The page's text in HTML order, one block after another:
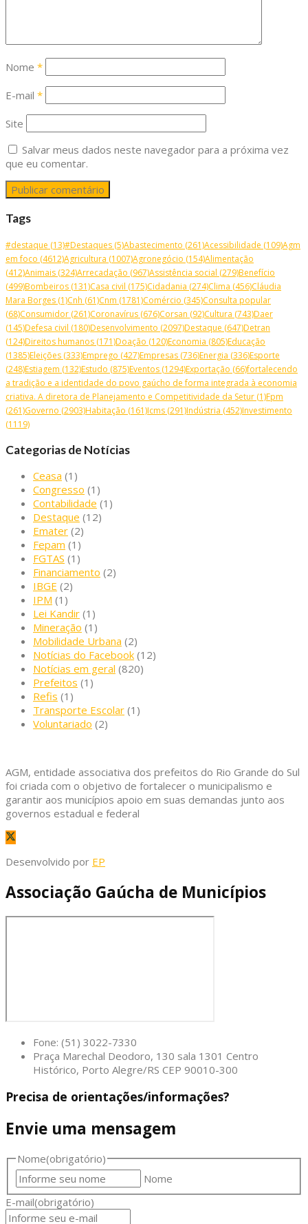
Nome *
E-mail *
Site
Salvar meus dados neste navegador para a próxima vez
que eu comentar.
Tags
#destaque (13)#Destaques (5)Abastecimento (261)Acessibilidade (109)Agm
em foco (4612)Agricultura (1007)Agronegócio (154)Alimentação
(412)Animais (324)Arrecadação (967)Assistência social (279)Benefício
(499)Bombeiros (131)Casa civil (175)Cidadania (274)Clima (456)Cláudia
Mara Borges (1)Cnh (61)Cnm (1781)Comércio (345)Consulta popular
(68)Consumidor (261)Coronavírus (676)Corsan (92)Cultura (743)Daer
(145)Defesa civil (180)Desenvolvimento (2097)Destaque (647)Detran
(124)Direitos humanos (171)Doação (120)Economia (805)Educação
(1385)Eleições (333)Emprego (427)Empresas (736)Energia (336)Esporte
(248)Estiagem (132)Estudo (875)Eventos (1294)Exportação (66)fortalecendo
a tradição e a identidade do povo gaúcho de forma integrada à economia
criativa. A diretora de Planejamento e Competitividade da Setur (1)Fpm
(261)Governo (2903)Habitação (161)Icms (291)Indústria (452)Investimento
(1119)
Categorias de Notícias
Ceasa (1)
Congresso (1)
Contabilidade (1)
Destaque (12)
Emater (2)
Fepam (1)
FGTAS (1)
Financiamento (2)
IBGE (2)
IPM (1)
Lei Kandir (1)
Mineração (1)
Mobilidade Urbana (2)
Notícias do Facebook (12)
Notícias em geral (820)
Prefeitos (1)
Refis (1)
Transporte Escolar (1)
Voluntariado (2)
AGM, entidade associativa dos prefeitos do Rio Grande do Sul
foi criada com o objetivo de fortalecer o municipalismo e
garantir aos municípios apoio em suas demandas junto aos
governos estadual e federal
Desenvolvido por EP
Associação Gaúcha de Municípios
Fone: (51) 3022-7330
Praça Marechal Deodoro, 130 sala 1301 Centro
Histórico, Porto Alegre/RS CEP 90010-300
Precisa de orientações/informações?
Envie uma mensagem
Nome(obrigatório)
Nome
E-mail(obrigatório)